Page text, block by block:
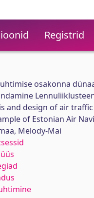
Registrid
osakonna
and design of air
of Estonian Air
Melody-Mai